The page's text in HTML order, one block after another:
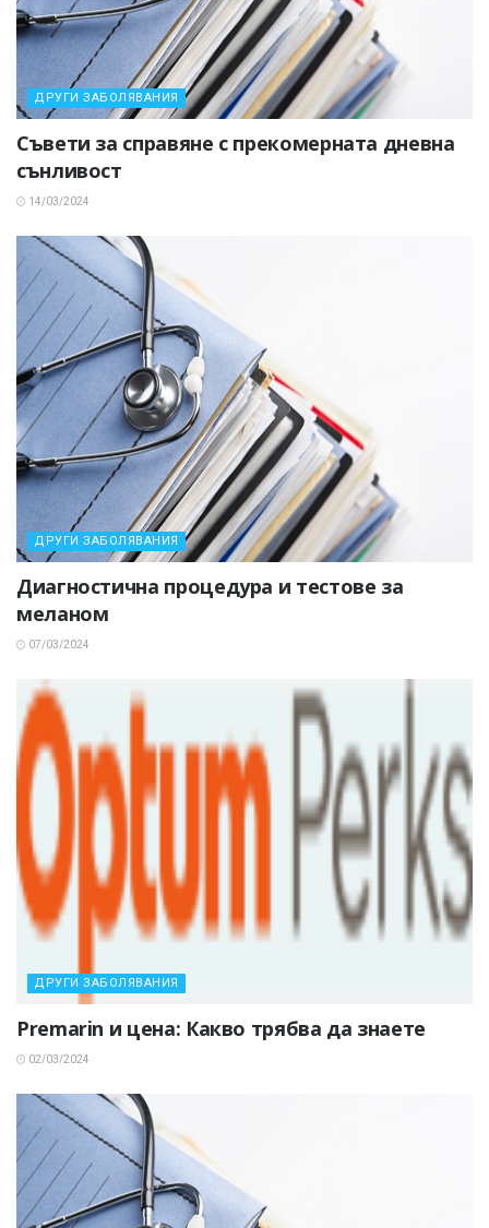
ДРУГИ ЗАБОЛЯВАНИЯ
Съвети за справяне с прекомерната дневна
сънливост
14/03/2024
ДРУГИ ЗАБОЛЯВАНИЯ
Диагностична процедура и тестове за
меланом
07/03/2024
ДРУГИ ЗАБОЛЯВАНИЯ
Premarin и цена: Какво трябва да знаете
02/03/2024